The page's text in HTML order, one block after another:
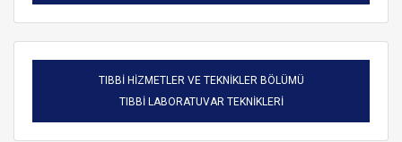
TIBBİ HİZMETLER VE TEKNİKLER BÖLÜMÜ
TIBBİ LABORATUVAR TEKNİKLERİ